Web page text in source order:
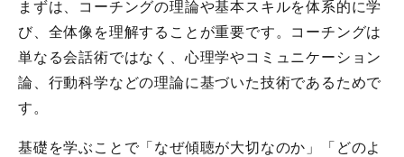
まずは、コーチングの理論や基本スキルを体系的に学
び、全体像を理解することが重要です。コーチングは
単なる会話術ではなく、心理学やコミュニケーション
論、行動科学などの理論に基づいた技術であるためで
す。
基礎を学ぶことで「なぜ傾聴が大切なのか」「どのよ